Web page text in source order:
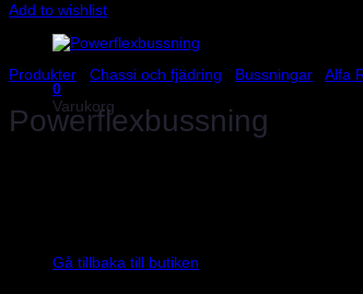
0
Varukorg
Gå tillbaka till butiken
Add to wishlist
Produkter Chassi och fjädring Bussningar Alfa
Powerflexbussning